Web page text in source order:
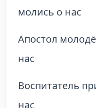
молись о нас
Апостол
нас
Воспитатель
нас